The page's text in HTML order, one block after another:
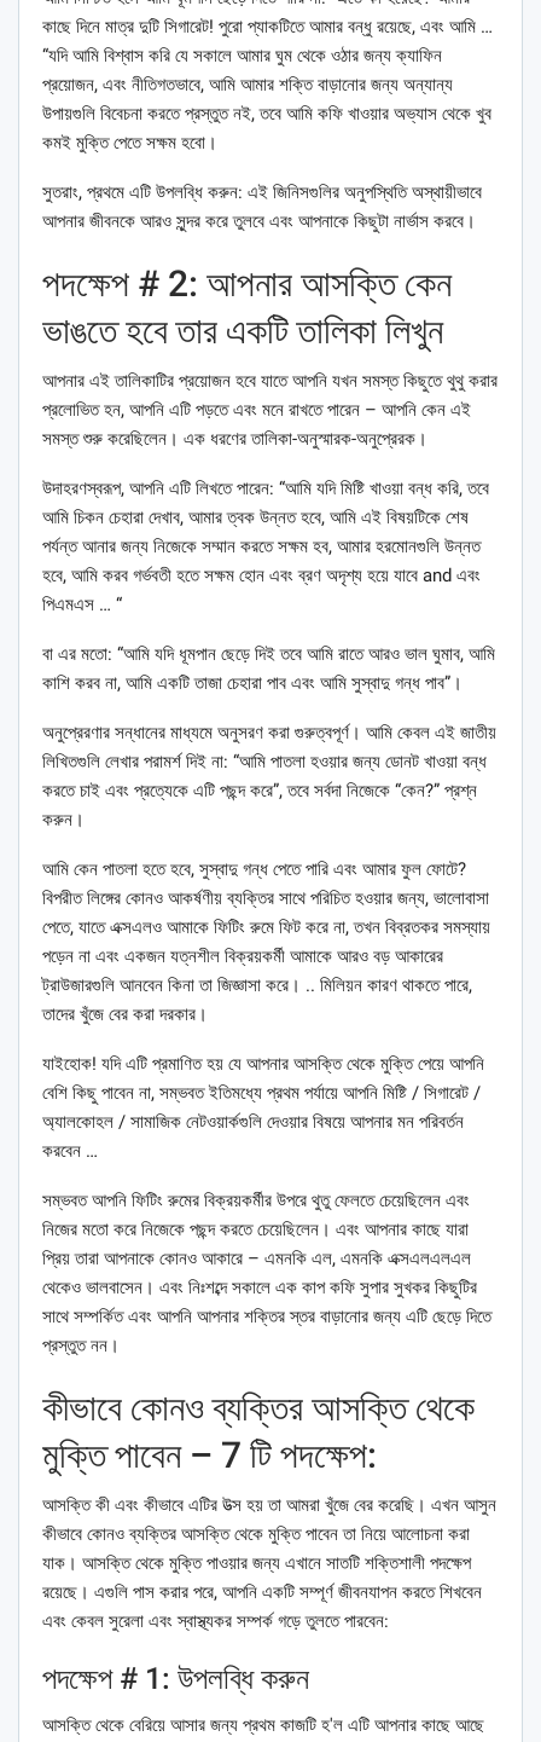
কাছে দিনে মাত্র দুটি সিগারেট! পুরো প্যাকটিতে আমার বন্ধু রয়েছে, এবং আমি …
“যদি আমি বিশ্বাস করি যে সকালে আমার ঘুম থেকে ওঠার জন্য ক্যাফিন
প্রয়োজন, এবং নীতিগতভাবে, আমি আমার শক্তি বাড়ানোর জন্য অন্যান্য
উপায়গুলি বিবেচনা করতে প্রস্তুত নই, তবে আমি কফি খাওয়ার অভ্যাস থেকে খুব
কমই মুক্তি পেতে সক্ষম হবো।
সুতরাং, প্রথমে এটি উপলব্ধি করুন: এই জিনিসগুলির অনুপস্থিতি অস্থায়ীভাবে
আপনার জীবনকে আরও সুন্দর করে তুলবে এবং আপনাকে কিছুটা নার্ভাস করবে।
পদক্ষেপ # 2: আপনার আসক্তি কেন
ভাঙতে হবে তার একটি তালিকা লিখুন
আপনার এই তালিকাটির প্রয়োজন হবে যাতে আপনি যখন সমস্ত কিছুতে থুথু করার
প্রলোভিত হন, আপনি এটি পড়তে এবং মনে রাখতে পারেন – আপনি কেন এই
সমস্ত শুরু করেছিলেন। এক ধরণের তালিকা-অনুস্মারক-অনুপ্রেরক।
উদাহরণস্বরূপ, আপনি এটি লিখতে পারেন: “আমি যদি মিষ্টি খাওয়া বন্ধ করি, তবে
আমি চিকন চেহারা দেখাব, আমার ত্বক উন্নত হবে, আমি এই বিষয়টিকে শেষ
পর্যন্ত আনার জন্য নিজেকে সম্মান করতে সক্ষম হব, আমার হরমোনগুলি উন্নত
হবে, আমি করব গর্ভবতী হতে সক্ষম হোন এবং ব্রণ অদৃশ্য হয়ে যাবে and এবং
পিএমএস … “
বা এর মতো: “আমি যদি ধূমপান ছেড়ে দিই তবে আমি রাতে আরও ভাল ঘুমাব, আমি
কাশি করব না, আমি একটি তাজা চেহারা পাব এবং আমি সুস্বাদু গন্ধ পাব”।
অনুপ্রেরণার সন্ধানের মাধ্যমে অনুসরণ করা গুরুত্বপূর্ণ। আমি কেবল এই জাতীয়
লিখিতগুলি লেখার পরামর্শ দিই না: “আমি পাতলা হওয়ার জন্য ডোনট খাওয়া বন্ধ
করতে চাই এবং প্রত্যেকে এটি পছন্দ করে”, তবে সর্বদা নিজেকে “কেন?” প্রশ্ন
করুন।
আমি কেন পাতলা হতে হবে, সুস্বাদু গন্ধ পেতে পারি এবং আমার ফুল ফোটে?
বিপরীত লিঙ্গের কোনও আকর্ষণীয় ব্যক্তির সাথে পরিচিত হওয়ার জন্য, ভালোবাসা
পেতে, যাতে এক্সএলও আমাকে ফিটিং রুমে ফিট করে না, তখন বিব্রতকর সমস্যায়
পড়েন না এবং একজন যত্নশীল বিক্রয়কর্মী আমাকে আরও বড় আকারের
ট্রাউজারগুলি আনবেন কিনা তা জিজ্ঞাসা করে। .. মিলিয়ন কারণ থাকতে পারে,
তাদের খুঁজে বের করা দরকার।
যাইহোক! যদি এটি প্রমাণিত হয় যে আপনার আসক্তি থেকে মুক্তি পেয়ে আপনি
বেশি কিছু পাবেন না, সম্ভবত ইতিমধ্যে প্রথম পর্যায়ে আপনি মিষ্টি / সিগারেট /
অ্যালকোহল / সামাজিক নেটওয়ার্কগুলি দেওয়ার বিষয়ে আপনার মন পরিবর্তন
করবেন …
সম্ভবত আপনি ফিটিং রুমের বিক্রয়কর্মীর উপরে থুতু ফেলতে চেয়েছিলেন এবং
নিজের মতো করে নিজেকে পছন্দ করতে চেয়েছিলেন। এবং আপনার কাছে যারা
প্রিয় তারা আপনাকে কোনও আকারে – এমনকি এল, এমনকি এক্সএলএলএল
থেকেও ভালবাসেন। এবং নিঃশব্দে সকালে এক কাপ কফি সুপার সুখকর কিছুটির
সাথে সম্পর্কিত এবং আপনি আপনার শক্তির স্তর বাড়ানোর জন্য এটি ছেড়ে দিতে
প্রস্তুত নন।
কীভাবে কোনও ব্যক্তির আসক্তি থেকে
মুক্তি পাবেন – 7 টি পদক্ষেপ:
আসক্তি কী এবং কীভাবে এটির উত্স হয় তা আমরা খুঁজে বের করেছি। এখন আসুন
কীভাবে কোনও ব্যক্তির আসক্তি থেকে মুক্তি পাবেন তা নিয়ে আলোচনা করা
যাক। আসক্তি থেকে মুক্তি পাওয়ার জন্য এখানে সাতটি শক্তিশালী পদক্ষেপ
রয়েছে। এগুলি পাস করার পরে, আপনি একটি সম্পূর্ণ জীবনযাপন করতে শিখবেন
এবং কেবল সুরেলা এবং স্বাস্থ্যকর সম্পর্ক গড়ে তুলতে পারবেন:
পদক্ষেপ # 1: উপলব্ধি করুন
আসক্তি থেকে বেরিয়ে আসার জন্য প্রথম কাজটি হ'ল এটি আপনার কাছে আছে